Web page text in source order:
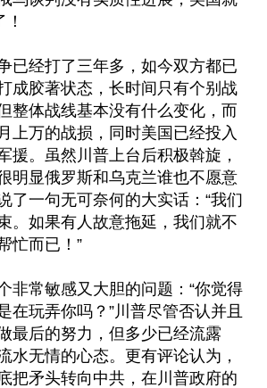
已经打了三年多，如今双方都已
成胶著状态，长时间只有个别战
整体战线基本没有什么变化，而
上万的战损，同时美国已经投入
援。虽然川普上台后积极斡旋，
明显俄罗斯和乌克兰谁也不愿意
了一句无可奈何的大实话：“我们
。如果有人故意拖延，我们就不
忙而已！”
非常敏感又大胆的问题：“你觉得
在玩弄你吗？”川普尽管否认并且
最后的努力，但多少已经流露
水无情的心态。更有评论认为，
把矛头转向中共，在川普政府的